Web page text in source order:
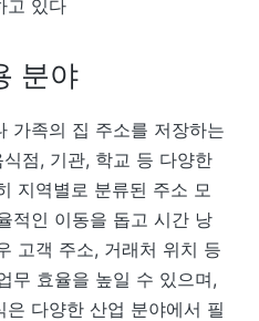
고 있다
분야
가족의 집 주소를 저장하는
점, 기관, 학교 등 다양한
지역별로 분류된 주소 모
적인 이동을 돕고 시간 낭
고객 주소, 거래처 위치 등
무 효율을 높일 수 있으며,
다양한 산업 분야에서 필